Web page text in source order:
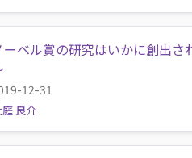
ーベル賞の研究はいかに創出
12-31
良介